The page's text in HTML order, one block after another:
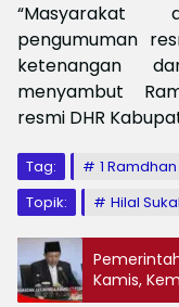
“Masyarakat
pengumuman
ketenangan
menyambut
resmi DHR
Tag: 1
Topik:
Hilal
Kamis,